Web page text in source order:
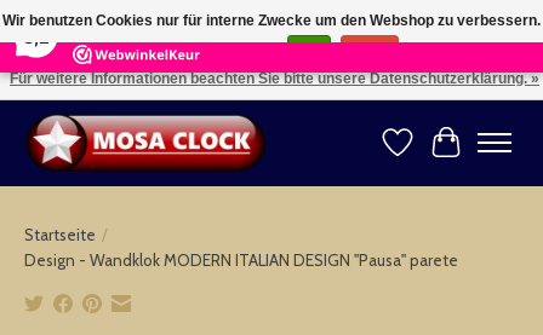
164 Reviews ×
Kies uw taal: NL -- Wählen Sie ihre Sprache: DE -- Choose your language: EN ⇓ ⇒
Wunschzettel
Ihr
Startseite /
Design - Wandklok MODERN ITALIAN DESIGN "Pausa" parete
Wir benutzen Cookies nur für interne Zwecke um den Webshop zu verbessern.
Ist das in Ordnung?
Für weitere Informationen beachten Sie bitte unsere Datenschutzerklärung. »